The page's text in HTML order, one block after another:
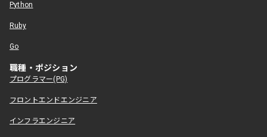
Python
Ruby
Go
職種・ポジション
プログラマー(PG)
フロントエンドエンジニア
インフラエンジニア